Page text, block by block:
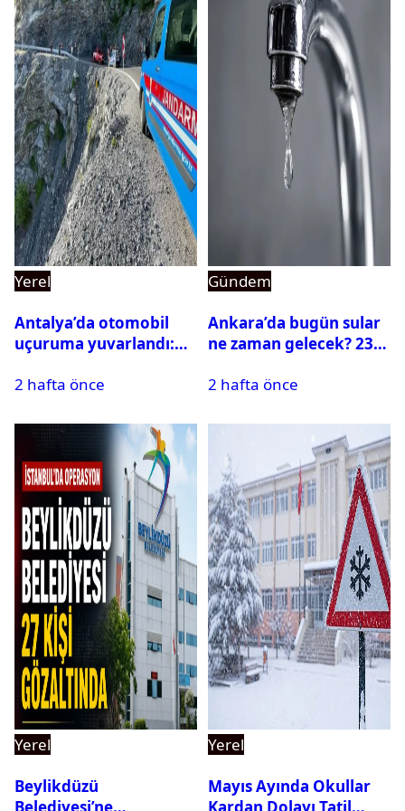
Yerel
Antalya’da otomobil
uçuruma yuvarlandı:
var
2 hafta önce
Gündem
Ankara’da bugün sular
ne zaman gelecek? 23
su kesintisi sorgulama
2 hafta önce
Yerel
Beylikdüzü
Yerel
Mayıs Ayında Okullar